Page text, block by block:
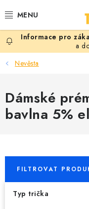
na
PRO ŽENY
PRO MUŽE
PRO DĚTI
DOPLŇKY
VLASTNÍ MOTIV
TRIČKA
a
Nevěsta
Dámské
bavlna 5%
FILTROVAT
Typ trička